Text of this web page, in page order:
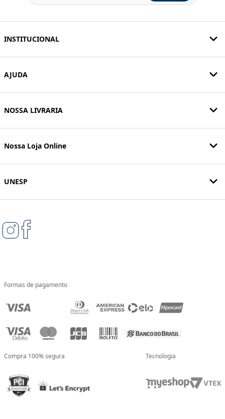
INSTITUCIONAL
AJUDA
NOSSA LIVRARIA
Nossa Loja Online
UNESP
Formas de pagamento
Compra 100% segura Tecnologia